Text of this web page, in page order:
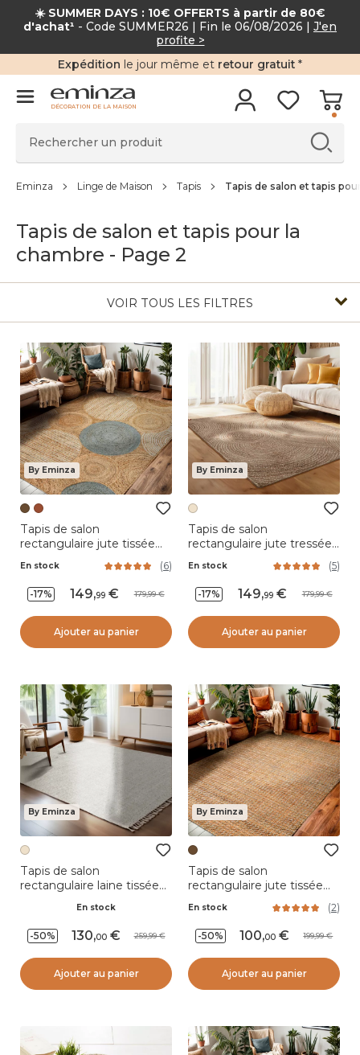
☀️ SUMMER DAYS : 10€ OFFERTS à partir de 80
d'achat¹ - Code SUMMER26 | Fin le 06/08/2026 | J'en
profite >
Expédition le jour même et retour gratuit *
DÉCORATION DE LA MAISON
Eminza Linge de Maison Tapis Tapis de salon et tapis
Tapis de salon et tapis pour la
chambre - Page 2
VOIR TOUS LES FILTRES
By Eminza
Tapis de salon
rectangulaire jute tissée
main (140 x 200 cm) Tara
Marron
En stock (6)
-17% 149,99 179,99
Ajouter au panier
By Eminza
Tapis de salon
rectangulaire jute tressée
main (140 x 200 cm) Neha
Beige
En stock (5)
-17% 149,99 179,99
Ajouter au panier
By Eminza
Tapis de salon
rectangulaire laine tissée
En stock
-50% 130,00 259,99
Ajouter au panier
By Eminza
Tapis de salon
rectangulaire jute tissée
Weston Marron
En stock (2)
-50% 100,00 199,99
Ajouter au panier